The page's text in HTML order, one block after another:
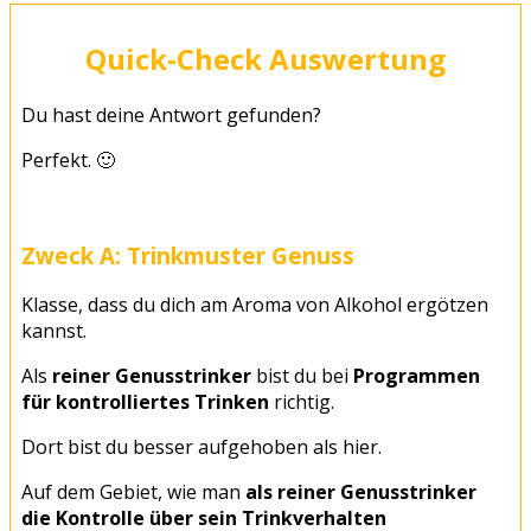
Quick-Check Auswertung
Du hast deine Antwort gefunden?
Perfekt. 🙂
Zweck A: Trinkmuster Genuss
Klasse, dass du dich am Aroma von Alkohol ergötzen
kannst.
Als reiner Genusstrinkerbist du bei Programmen
für kontrolliertes Trinken richtig.
Dort bist du besser aufgehoben als hier.
Auf dem Gebiet, wie man als reiner Genusstrinker
die Kontrolle über sein Trinkverhalten